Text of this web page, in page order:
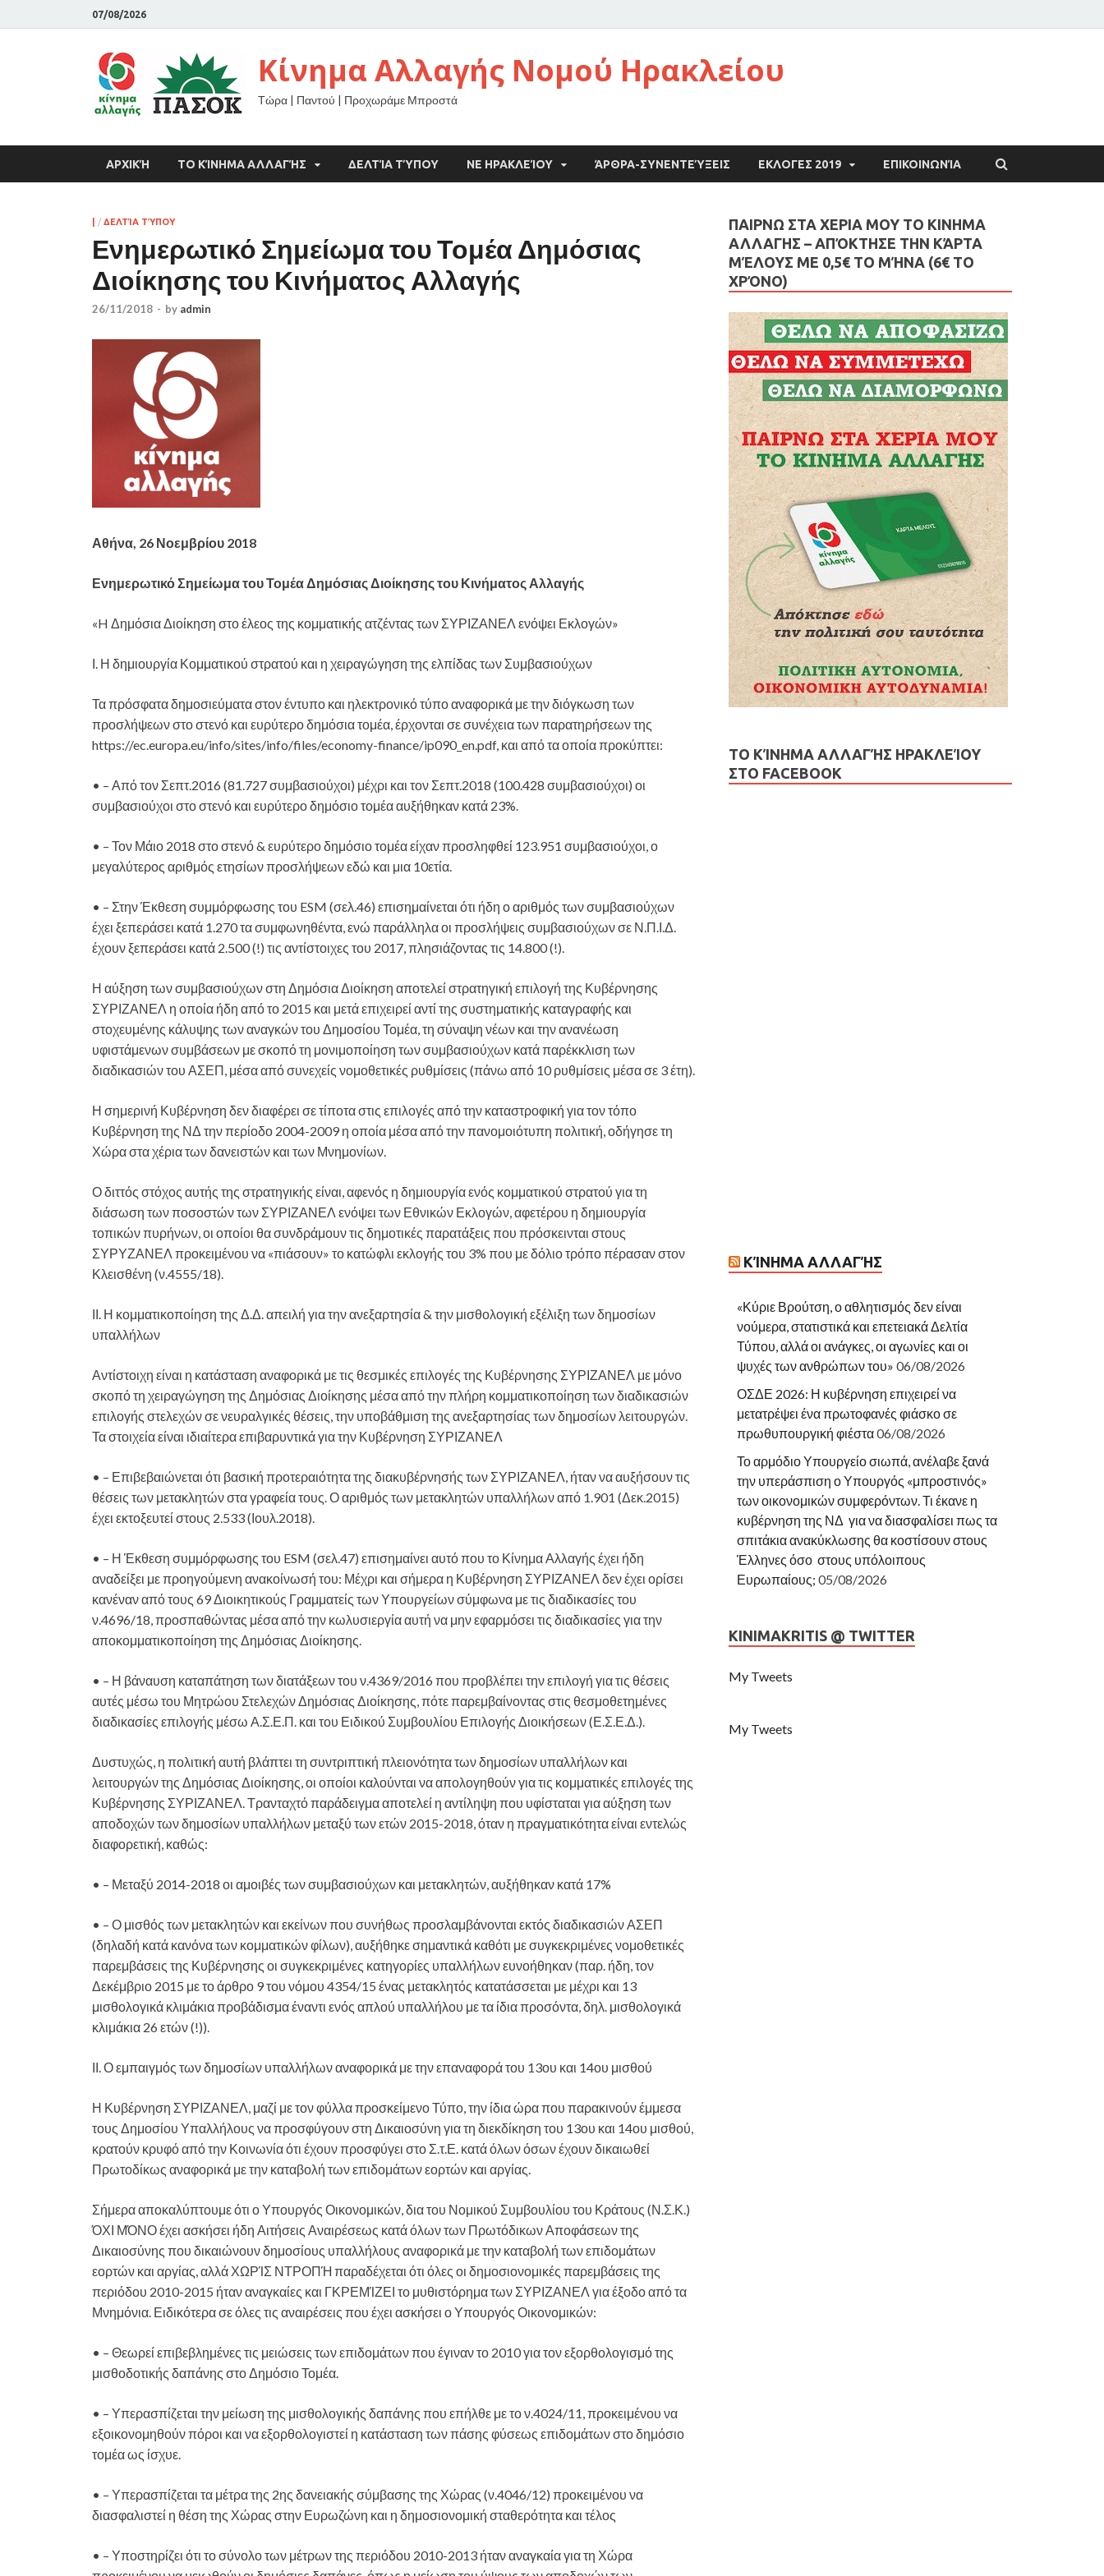
07/08/2026
Κίνημα Αλλαγής Νομού Ηρακλείου
Τώρα | Παντού | Προχωράμε Μπροστά
ΑΡΧΙΚΉ ΤΟ ΚΊΝΗΜΑ ΑΛΛΑΓΉΣ ΔΕΛΤΊΑ ΤΎΠΟΥ ΝΕ ΗΡΑΚΛΕΊΟΥ ΆΡΘΡΑ-ΣΥΝΕΝΤΕΎΞΕΙΣ ΕΚΛΟΓΕΣ 2019 ΕΠΙΚΟΙΝΩΝΊΑ
/ ΔΕΛΤΊΑ ΤΎΠΟΥ
Ενημερωτικό Σημείωμα του Τομέα Δημόσιας
Διοίκησης του Κινήματος Αλλαγής
26/11/2018 - by admin
Αθήνα, 26 Νοεμβρίου 2018
Ενημερωτικό Σημείωμα του Τομέα Δημόσιας Διοίκησης του Κινήματος Αλλαγής
«H Δημόσια Διοίκηση στο έλεος της κομματικής ατζέντας των ΣΥΡΙΖΑΝΕΛ ενόψει Εκλογών»
Ι. Η δημιουργία Κομματικού στρατού και η χειραγώγηση της ελπίδας των Συμβασιούχων
Τα πρόσφατα δημοσιεύματα στον έντυπο και ηλεκτρονικό τύπο αναφορικά με την διόγκωση των
προσλήψεων στο στενό και ευρύτερο δημόσια τομέα, έρχονται σε συνέχεια των παρατηρήσεων της
https://ec.europa.eu/info/sites/info/files/economy-finance/ip090_en.pdf, και από τα οποία προκύπτει:
• – Από τον Σεπτ.2016 (81.727 συμβασιούχοι) μέχρι και τον Σεπτ.2018 (100.428 συμβασιούχοι) οι
συμβασιούχοι στο στενό και ευρύτερο δημόσιο τομέα αυξήθηκαν κατά 23%.
• – Τον Μάιο 2018 στο στενό & ευρύτερο δημόσιο τομέα είχαν προσληφθεί 123.951 συμβασιούχοι, ο
μεγαλύτερος αριθμός ετησίων προσλήψεων εδώ και μια 10ετία.
• – Στην Έκθεση συμμόρφωσης του ESM (σελ.46) επισημαίνεται ότι ήδη ο αριθμός των συμβασιούχων
έχει ξεπεράσει κατά 1.270 τα συμφωνηθέντα, ενώ παράλληλα οι προσλήψεις συμβασιούχων σε Ν.Π.Ι.Δ.
έχουν ξεπεράσει κατά 2.500 (!) τις αντίστοιχες του 2017, πλησιάζοντας τις 14.800 (!).
Η αύξηση των συμβασιούχων στη Δημόσια Διοίκηση αποτελεί στρατηγική επιλογή της Κυβέρνησης
ΣΥΡΙΖΑΝΕΛ η οποία ήδη από το 2015 και μετά επιχειρεί αντί της συστηματικής καταγραφής και
στοχευμένης κάλυψης των αναγκών του Δημοσίου Τομέα, τη σύναψη νέων και την ανανέωση
υφιστάμενων συμβάσεων με σκοπό τη μονιμοποίηση των συμβασιούχων κατά παρέκκλιση των
διαδικασιών του ΑΣΕΠ, μέσα από συνεχείς νομοθετικές ρυθμίσεις (πάνω από 10 ρυθμίσεις μέσα σε 3 έτη).
Η σημερινή Κυβέρνηση δεν διαφέρει σε τίποτα στις επιλογές από την καταστροφική για τον τόπο
Κυβέρνηση της ΝΔ την περίοδο 2004-2009 η οποία μέσα από την πανομοιότυπη πολιτική, οδήγησε τη
Χώρα στα χέρια των δανειστών και των Μνημονίων.
Ο διττός στόχος αυτής της στρατηγικής είναι, αφενός η δημιουργία ενός κομματικού στρατού για τη
διάσωση των ποσοστών των ΣΥΡΙΖΑΝΕΛ ενόψει των Εθνικών Εκλογών, αφετέρου η δημιουργία
τοπικών πυρήνων, οι οποίοι θα συνδράμουν τις δημοτικές παρατάξεις που πρόσκεινται στους
ΣΥΡΥΖΑΝΕΛ προκειμένου να «πιάσουν» το κατώφλι εκλογής του 3% που με δόλιο τρόπο πέρασαν στον
Κλεισθένη (ν.4555/18).
ΙΙ. Η κομματικοποίηση της Δ.Δ. απειλή για την ανεξαρτησία & την μισθολογική εξέλιξη των δημοσίων
υπαλλήλων
Αντίστοιχη είναι η κατάσταση αναφορικά με τις θεσμικές επιλογές της Κυβέρνησης ΣΥΡΙΖΑΝΕΛ με μόνο
σκοπό τη χειραγώγηση της Δημόσιας Διοίκησης μέσα από την πλήρη κομματικοποίηση των διαδικασιών
επιλογής στελεχών σε νευραλγικές θέσεις, την υποβάθμιση της ανεξαρτησίας των δημοσίων λειτουργών.
Τα στοιχεία είναι ιδιαίτερα επιβαρυντικά για την Κυβέρνηση ΣΥΡΙΖΑΝΕΛ
• – Επιβεβαιώνεται ότι βασική προτεραιότητα της διακυβέρνησής των ΣΥΡΙΖΑΝΕΛ, ήταν να αυξήσουν τις
θέσεις των μετακλητών στα γραφεία τους. Ο αριθμός των μετακλητών υπαλλήλων από 1.901 (Δεκ.2015)
έχει εκτοξευτεί στους 2.533 (Ιουλ.2018).
• – Η Έκθεση συμμόρφωσης του ESM (σελ.47) επισημαίνει αυτό που το Κίνημα Αλλαγής έχει ήδη
αναδείξει με προηγούμενη ανακοίνωσή του: Μέχρι και σήμερα η Κυβέρνηση ΣΥΡΙΖΑΝΕΛ δεν έχει ορίσει
κανέναν από τους 69 Διοικητικούς Γραμματείς των Υπουργείων σύμφωνα με τις διαδικασίες του
ν.4696/18, προσπαθώντας μέσα από την κωλυσιεργία αυτή να μην εφαρμόσει τις διαδικασίες για την
αποκομματικοποίηση της Δημόσιας Διοίκησης.
• – Η βάναυση καταπάτηση των διατάξεων του ν.4369/2016 που προβλέπει την επιλογή για τις θέσεις
αυτές μέσω του Μητρώου Στελεχών Δημόσιας Διοίκησης, πότε παρεμβαίνοντας στις θεσμοθετημένες
διαδικασίες επιλογής μέσω Α.Σ.Ε.Π. και του Ειδικού Συμβουλίου Επιλογής Διοικήσεων (Ε.Σ.Ε.Δ.).
Δυστυχώς, η πολιτική αυτή βλάπτει τη συντριπτική πλειονότητα των δημοσίων υπαλλήλων και
λειτουργών της Δημόσιας Διοίκησης, οι οποίοι καλούνται να απολογηθούν για τις κομματικές επιλογές της
Κυβέρνησης ΣΥΡΙΖΑΝΕΛ. Τρανταχτό παράδειγμα αποτελεί η αντίληψη που υφίσταται για αύξηση των
αποδοχών των δημοσίων υπαλλήλων μεταξύ των ετών 2015-2018, όταν η πραγματικότητα είναι εντελώς
διαφορετική, καθώς:
• – Μεταξύ 2014-2018 οι αμοιβές των συμβασιούχων και μετακλητών, αυξήθηκαν κατά 17%
• – Ο μισθός των μετακλητών και εκείνων που συνήθως προσλαμβάνονται εκτός διαδικασιών ΑΣΕΠ
(δηλαδή κατά κανόνα των κομματικών φίλων), αυξήθηκε σημαντικά καθότι με συγκεκριμένες νομοθετικές
παρεμβάσεις της Κυβέρνησης οι συγκεκριμένες κατηγορίες υπαλλήλων ευνοήθηκαν (παρ. ήδη, τον
Δεκέμβριο 2015 με το άρθρο 9 του νόμου 4354/15 ένας μετακλητός κατατάσσεται με μέχρι και 13
μισθολογικά κλιμάκια προβάδισμα έναντι ενός απλού υπαλλήλου με τα ίδια προσόντα, δηλ. μισθολογικά
κλιμάκια 26 ετών (!)).
ΙΙ. Ο εμπαιγμός των δημοσίων υπαλλήλων αναφορικά με την επαναφορά του 13ου και 14ου μισθού
Η Κυβέρνηση ΣΥΡΙΖΑΝΕΛ, μαζί με τον φύλλα προσκείμενο Τύπο, την ίδια ώρα που παρακινούν έμμεσα
τους Δημοσίου Υπαλλήλους να προσφύγουν στη Δικαιοσύνη για τη διεκδίκηση του 13ου και 14ου μισθού,
κρατούν κρυφό από την Κοινωνία ότι έχουν προσφύγει στο Σ.τ.Ε. κατά όλων όσων έχουν δικαιωθεί
Πρωτοδίκως αναφορικά με την καταβολή των επιδομάτων εορτών και αργίας.
Σήμερα αποκαλύπτουμε ότι ο Υπουργός Οικονομικών, δια του Νομικού Συμβουλίου του Κράτους (Ν.Σ.Κ.)
ΌΧΙ ΜΌΝΟ έχει ασκήσει ήδη Αιτήσεις Αναιρέσεως κατά όλων των Πρωτόδικων Αποφάσεων της
Δικαιοσύνης που δικαιώνουν δημοσίους υπαλλήλους αναφορικά με την καταβολή των επιδομάτων
εορτών και αργίας, αλλά ΧΩΡΊΣ ΝΤΡΟΠΉ παραδέχεται ότι όλες οι δημοσιονομικές παρεμβάσεις της
περιόδου 2010-2015 ήταν αναγκαίες και ΓΚΡΕΜΊΖΕΙ το μυθιστόρημα των ΣΥΡΙΖΑΝΕΛ για έξοδο από τα
Μνημόνια. Ειδικότερα σε όλες τις αναιρέσεις που έχει ασκήσει ο Υπουργός Οικονομικών:
• – Θεωρεί επιβεβλημένες τις μειώσεις των επιδομάτων που έγιναν το 2010 για τον εξορθολογισμό της
μισθοδοτικής δαπάνης στο Δημόσιο Τομέα.
• – Υπερασπίζεται την μείωση της μισθολογικής δαπάνης που επήλθε με το ν.4024/11, προκειμένου να
εξοικονομηθούν πόροι και να εξορθολογιστεί η κατάσταση των πάσης φύσεως επιδομάτων στο δημόσιο
τομέα ως ίσχυε.
• – Υπερασπίζεται τα μέτρα της 2ης δανειακής σύμβασης της Χώρας (ν.4046/12) προκειμένου να
διασφαλιστεί η θέση της Χώρας στην Ευρωζώνη και η δημοσιονομική σταθερότητα και τέλος
• – Υποστηρίζει ότι το σύνολο των μέτρων της περιόδου 2010-2013 ήταν αναγκαία για τη Χώρα
ΠΑΙΡΝΩ ΣΤΑ ΧΕΡΙΑ ΜΟΥ ΤΟ ΚΙΝΗΜΑ
ΑΛΛΑΓΗΣ – AΠΌΚΤΗΣΕ ΤΗΝ ΚΆΡΤΑ
ΜΈΛΟΥΣ ΜΕ 0,5€ ΤΟ ΜΉΝΑ (6€ ΤΟ
ΧΡΌΝΟ)
ΤΟ ΚΊΝΗΜΑ ΑΛΛΑΓΉΣ ΗΡΑΚΛΕΊΟΥ
ΣΤΟ FACEBOOK
ΚΊΝΗΜΑ ΑΛΛΑΓΉΣ
«Κύριε Βρούτση, ο αθλητισμός δεν είναι
νούμερα, στατιστικά και επετειακά Δελτία
Τύπου, αλλά οι ανάγκες, οι αγωνίες και οι
ψυχές των ανθρώπων του» 06/08/2026
ΟΣΔΕ 2026: Η κυβέρνηση επιχειρεί να
μετατρέψει ένα πρωτοφανές φιάσκο σε
πρωθυπουργική φιέστα06/08/2026
Το αρμόδιο Υπουργείο σιωπά, ανέλαβε ξανά
την υπεράσπιση ο Υπουργός «μπροστινός»
των οικονομικών συμφερόντων. Τι έκανε η
κυβέρνηση της ΝΔ για να διασφαλίσει πως τα
σπιτάκια ανακύκλωσης θα κοστίσουν στους
Έλληνες όσο στους υπόλοιπους
Ευρωπαίους; 05/08/2026
KINIMAKRITIS @ TWITTER
My Tweets
My Tweets